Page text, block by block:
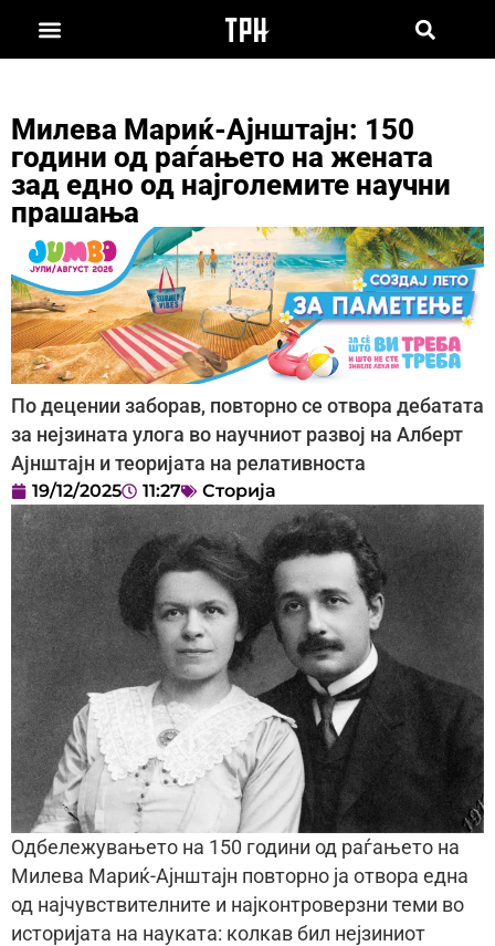
Милева Мариќ-Ајнштајн: 150
години од раѓањето на жената
зад едно од најголемите научни
прашања
По децении заборав, повторно се отвора дебатата
за нејзината улога во научниот развој на Алберт
Ајнштајн и теоријата на релативноста
19/12/2025 11:27 Сторија
Одбележувањето на 150 години од раѓањето на
Милева Мариќ-Ајнштајн повторно ја отвора една
од најчувствителните и најконтроверзни теми во
историјата на науката: колкав бил нејзиниот